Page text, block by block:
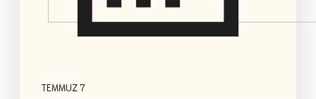
TEMMUZ 7